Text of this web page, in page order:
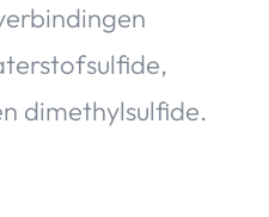
dimethylsulfide.